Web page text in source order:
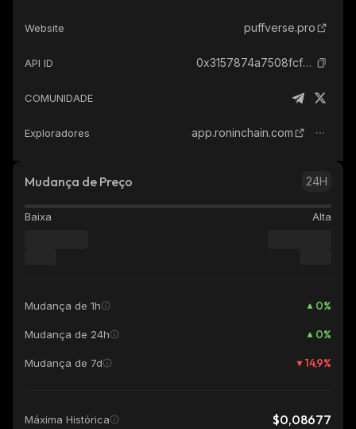
Website puffverse.pro
API ID 0x3157874a7508fcf972379d24590c6806522b784f_ethereum
COMUNIDADE
Exploradores app.roninchain.com
Mudança de Preço 24H
Baixa Alta
Mudança de 1h 0%
Mudança de 24h 0%
Mudança de 7d 14,9%
Máxima Histórica $0,08677